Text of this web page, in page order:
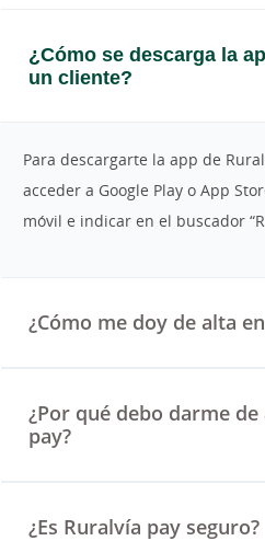
¿Cómo se descarga la
un cliente?
Para descargarte la app de
acceder a Google Play o App
móvil e indicar en el buscador
¿Cómo me doy de alta
¿Por qué debo darme
pay?
¿Es Ruralvía pay seguro?